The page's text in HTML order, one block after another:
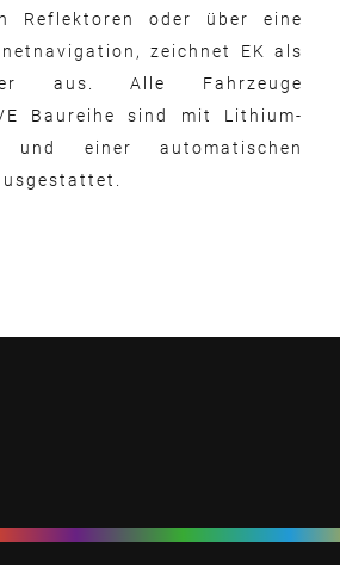
Reflektoren oder über eine
zeichnet EK als
aus. Alle Fahrzeuge
Baureihe sind mit Lithium-
und einer automatischen